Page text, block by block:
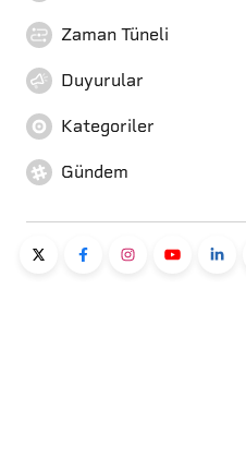
Zaman Tüneli
Duyurular
Kategoriler
Gündem